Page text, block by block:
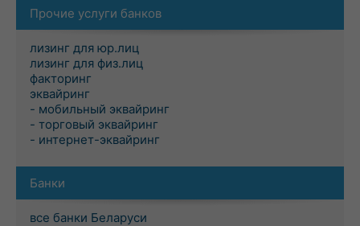
Прочие услуги банков
лизинг для юр.лиц
лизинг для физ.лиц
факторинг
эквайринг
- мобильный эквайринг
- торговый эквайринг
- интернет-эквайринг
Банки
все банки Беларуси